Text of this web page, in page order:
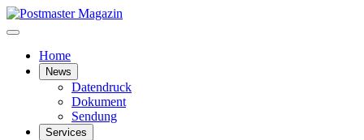
Home
News
Datendruck
Dokument
Sendung
Services